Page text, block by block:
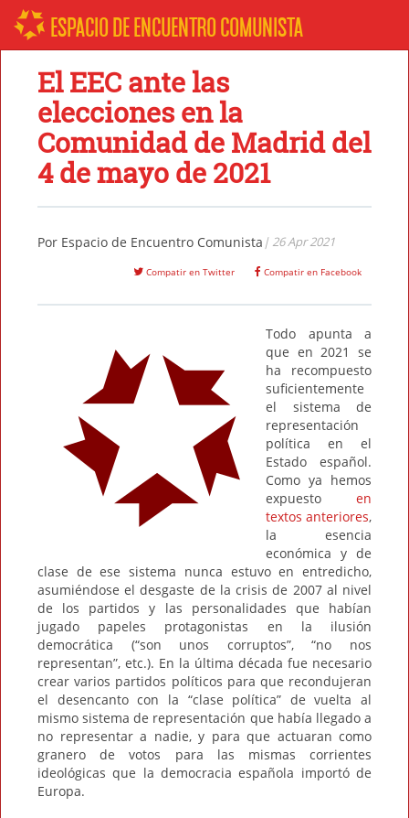
ESPACIO DE ENCUENTRO COMUNISTA
El EEC ante las
elecciones en la
Comunidad de Madrid del
4 de mayo de 2021
Por Espacio de Encuentro Comunista | 26 Apr 2021
Compatir en Facebook
Compatir en Twitter
Todo apunta a
que en 2021 se
ha recompuesto
suficientemente
el sistema de
representación
política en el
Estado español.
Como ya hemos
expuesto en
textos anteriores,
la esencia
económica y de
clase de ese sistema nunca estuvo en entredicho,
asumiéndose el desgaste de la crisis de 2007 al nivel
de los partidos y las personalidades que habían
jugado papeles protagonistas en la ilusión
democrática (“son unos corruptos”, “no nos
representan”, etc.). En la última década fue necesario
crear varios partidos políticos para que recondujeran
el desencanto con la “clase política” de vuelta al
mismo sistema de representación que había llegado a
no representar a nadie, y para que actuaran como
granero de votos para las mismas corrientes
ideológicas que la democracia española importó de
Europa.